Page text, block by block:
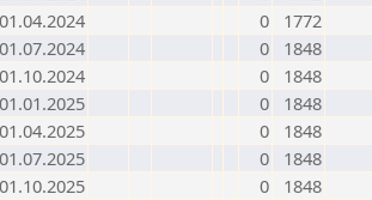
0
1772
0
1848
0
1848
0
1848
0
1848
0
1848
0
1848